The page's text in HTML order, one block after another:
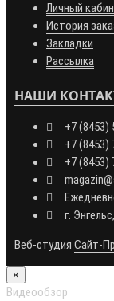
Личный
История
Закладки
Рассылка
НАШИ
+7 (8453)
+7 (8453)
+7 (8453)
г.
Веб-студия Сайт-
×
Видеообзор